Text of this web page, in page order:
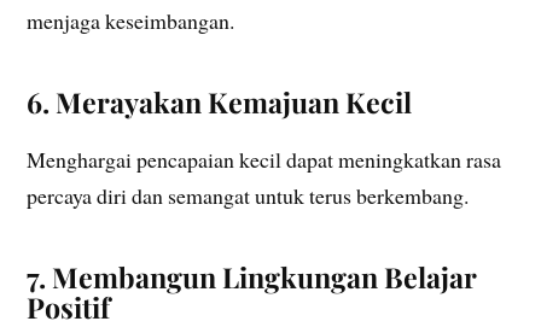
menjaga keseimbangan.
6. Merayakan Kemajuan Kecil
Menghargai pencapaian kecil dapat meningkatkan rasa
percaya diri dan semangat untuk terus berkembang.
7. Membangun Lingkungan Belajar
Positif